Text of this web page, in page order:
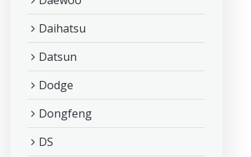
Daihatsu
Datsun
Dodge
Dongfeng
DS